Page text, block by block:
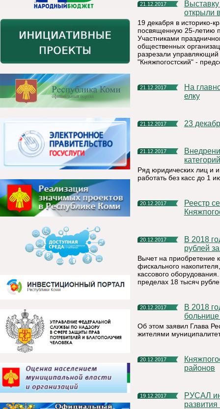
21.12.2017
Выставку в честь 25-летия предприятия «Боксит Тимана»
открыли
19 декабря в историко-
посвященную 25-летию
Участниками
общественных
разрезали
"Княжпогостский" -
21.12.2017
На главной площади г. Емва установили новую новогоднюю
елку
21.12.2017 23
21.12.2017
Внедрение контрольно-кассовой техники (ККТ) для некоторых
Ряд юридических лиц и
работать без касс до 1
20.12.2017
Реестр секций, кружков и творческих объединений
20.12.2017
В 2018 году предприниматели Коми смогут получить 18 тысяч
рублей
Вычет на приобретение
фискального
кассового
пределах 18 тысяч
20.12.2017
В 2018 году в Княжпогостской центральной районной
Об этом заявил Глава
жителями
20.12.2017
Княжпогостский район стал вторым по внедрению ГТО среди
районов
19.12.2017
РУСАЛ инвестировал более 3 млрд рублей в проекты